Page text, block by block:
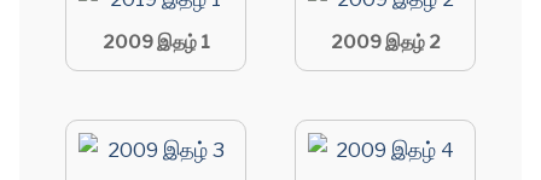
2009 இதழ் 1 2009 இதழ் 2